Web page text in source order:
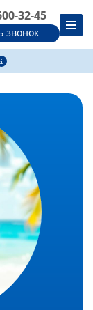
32-45
звонок